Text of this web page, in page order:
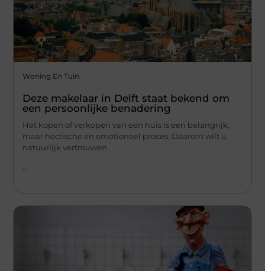
Woning En Tuin
Deze makelaar in Delft staat bekend om
een persoonlijke benadering
Het kopen of verkopen van een huis is een belangrijk,
maar hectische en emotioneel proces. Daarom wilt u
natuurlijk vertrouwen